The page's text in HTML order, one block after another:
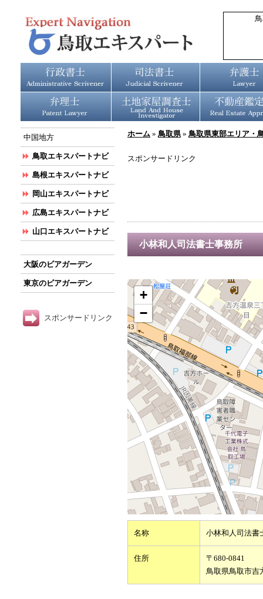
ホーム » 鳥取県» 鳥取県東部エリア・
スポンサードリンク
小林和人司法書士事務所
+
−
名称 小林和人司法書
住所
〒680-0841
鳥取県鳥取市吉
中国地方
鳥取エキスパートナビ
島根エキスパートナビ
岡山エキスパートナビ
広島エキスパートナビ
山口エキスパートナビ
大阪のビアガーデン
東京のビアガーデン
スポンサードリンク